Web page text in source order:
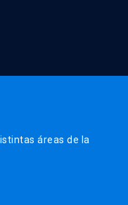
áreas de la